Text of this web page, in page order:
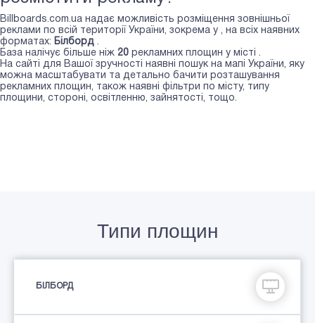
Billboards.com.ua надає можливість розміщення зовнішньої
реклами по всій території України, зокрема у , на всіх наявних
форматах: Білборд .
База налічує більше ніж 20 рекламних площин у місті .
На сайті для Вашої зручності наявні пошук на мапі України, яку
можна масштабувати та детально бачити розташування
рекламних площин, також наявні фільтри по місту, типу
площини, стороні, освітленню, зайнятості, тощо.
Типи площин
БІЛБОРД